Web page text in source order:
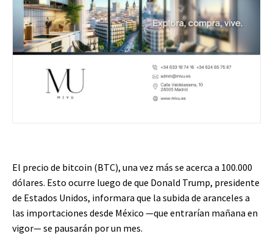
El precio de bitcoin (BTC), una vez más se acerca a 100.000
dólares. Esto ocurre luego de que Donald Trump, presidente
de Estados Unidos, informara que la subida de aranceles a
las importaciones desde México —que entrarían mañana en
vigor— se pausarán por un mes.